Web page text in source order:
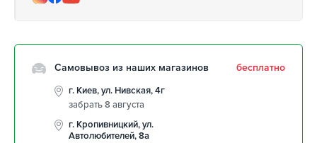
Самовывоз из наших магазинов бесплатно
г. Киев, ул. Нивская, 4г
забрать 8 августа
г. Кропивницкий, ул.
Автолюбителей, 8а